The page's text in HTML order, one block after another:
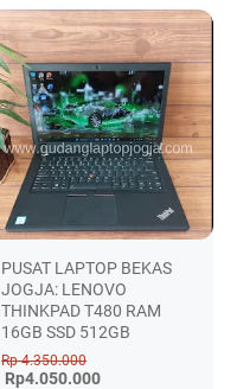
PUSAT LAPTOP BEKAS
JOGJA: LENOVO
THINKPAD T480 RAM
16GB SSD 512GB
Rp 4.350.000
Rp4.050.000